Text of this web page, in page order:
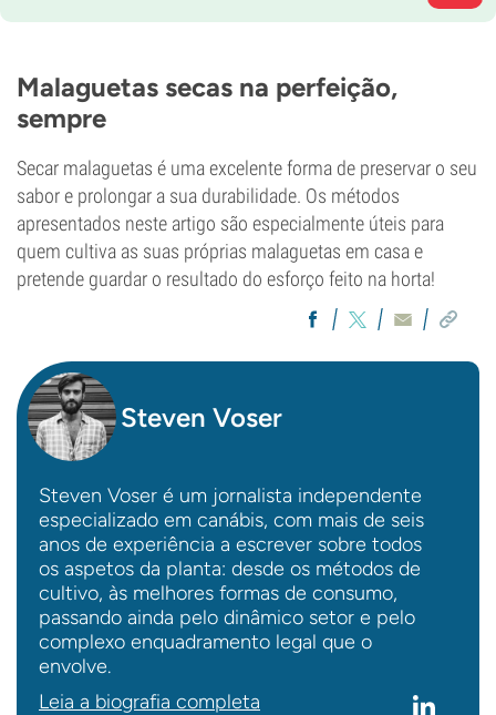
Malaguetas secas na perfeição,
sempre
Secar malaguetas é uma excelente forma de preservar o seu
sabor e prolongar a sua durabilidade. Os métodos
apresentados neste artigo são especialmente úteis para
quem cultiva as suas próprias malaguetas em casa e
pretende guardar o resultado do esforço feito na horta!
Steven Voser
Steven Voser é um jornalista independente
especializado em canábis, com mais de seis
anos de experiência a escrever sobre todos
os aspetos da planta: desde os métodos de
cultivo, às melhores formas de consumo,
passando ainda pelo dinâmico setor e pelo
complexo enquadramento legal que o
envolve.
Leia a biografia completa